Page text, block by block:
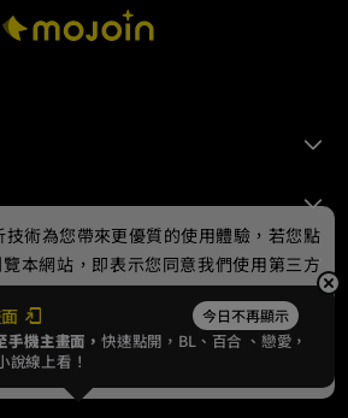
Digital Entertainment Co., Ltd.
今日不再顯示
手機主畫面，快速點開，BL、 百合 、戀愛，
說線上看！
技術為您帶來更優質的使用體驗，若您點
本網站，即表示您同意我們使用第三方
訊請見隱私權政策。
我同意